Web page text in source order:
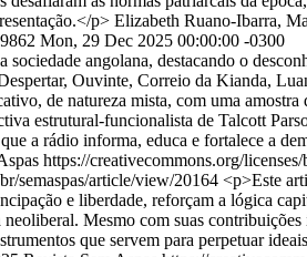
p> Elizabeth Ruano-Ibarra,
Mon, 29 Dec 2025 00:00:00 -0300
angolana, destacando o
Ouvinte, Correio da Kianda,
de natureza mista, com uma amostra
estrutural-funcionalista de Talcott
a rádio informa, educa e fortalece a
https://creativecommons.org/
semaspas/article/view/20164 <p>Este
e liberdade, reforçam a lógica
Mesmo com suas
que servem para perpetuar